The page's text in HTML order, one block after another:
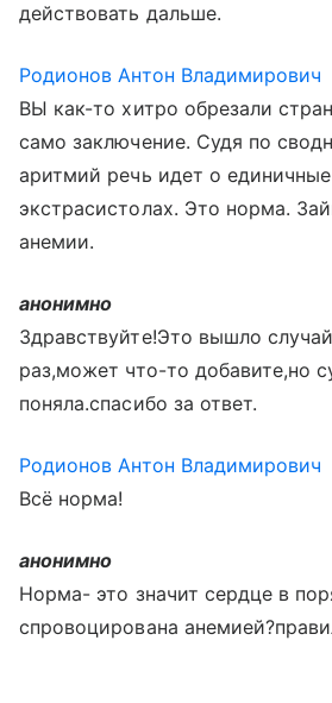
действовать дальше.
Родионов Антон Владимирович
ВЫ как-то хитро обрезали
само заключение. Судя по
аритмий речь идет о
экстрасистолах. Это норма.
анемии.
анонимно
Здравствуйте!Это вышло
раз,может что-то добавите,но
поняла.спасибо за ответ.
Родионов Антон Владимирович
Всё норма!
анонимно
Норма- это значит сердце в
спровоцирована